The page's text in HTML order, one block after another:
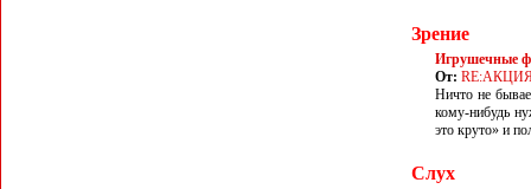
Зрение
Игрушечные
От:
Ничто не
кому-нибудь
это круто» и
Слух